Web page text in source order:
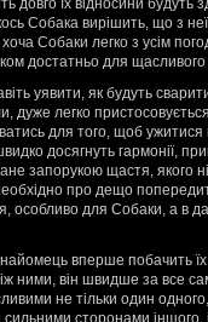
довго їх відносини будуть
Собака вирішить, що з
Собаки легко з усім
достатньо для
уявити, як будуть
дуже легко
для того, щоб
досягнуть гармонії,
запорукою щастя, якого
про дещо
особливо для Собаки, а в
вперше побачить їх
ними, він швидше за все
не тільки один одного,
сильними сторонами